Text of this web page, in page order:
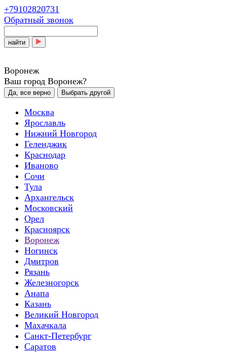
+79102820731
Обратный звонок
найти
Воронеж
Ваш город Воронеж?
Да, все верно Выбрать другой
Москва
Ярославль
Нижний Новгород
Геленджик
Краснодар
Иваново
Сочи
Тула
Архангельск
Московский
Орел
Красноярск
Воронеж
Ногинск
Дмитров
Рязань
Железногорск
Анапа
Казань
Великий Новгород
Махачкала
Санкт-Петербург
Саратов